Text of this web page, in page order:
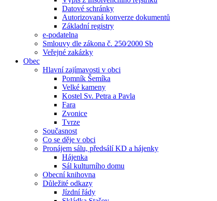
Datové schránky
Autorizovaná konverze dokumentů
Základní registry
e-podatelna
Smlouvy dle zákona č. 250⁄2000 Sb
Veřejné zakázky
Obec
Hlavní zajímavosti v obci
Pomník Šemíka
Velké kameny
Kostel Sv. Petra a Pavla
Fara
Zvonice
Tvrze
Současnost
Co se děje v obci
Pronájem sálu, předsálí KD a hájenky
Hájenka
Sál kulturního domu
Obecní knihovna
Důležité odkazy
Jízdní řády